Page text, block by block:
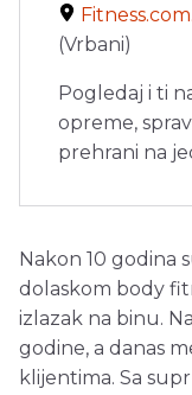
(Vrbani)
Pogledaj i ti
opreme,
prehrani na
Nakon 10 godina
dolaskom body
izlazak na binu.
godine, a danas
klijentima. Sa